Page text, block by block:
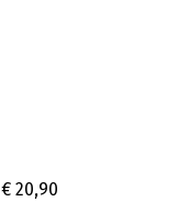
€ 20,90